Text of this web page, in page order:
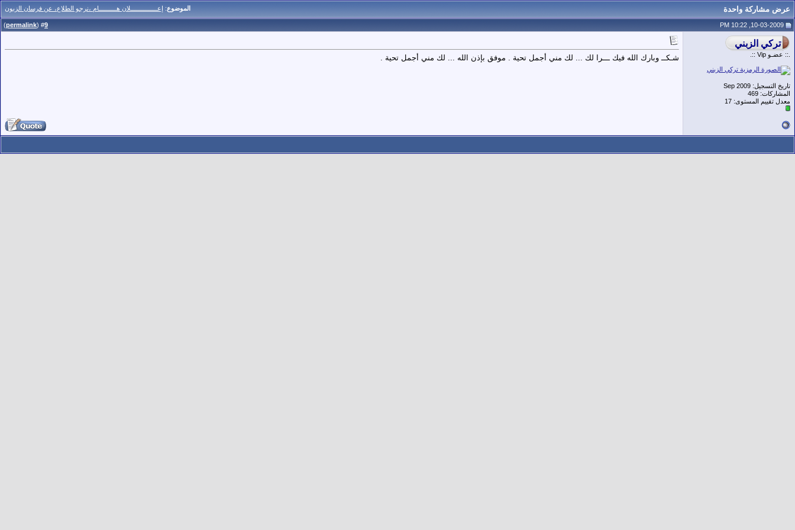
الموضوع: إعـــــــــــــــلان هــــــــــام ،نرجو الطلاع، عن فرسان الزبون عرض مشاركة واحدة
9
(
permalink
)
.:: عضـو Vip ::.
تاريخ التسجيل: Sep 2009
المشاركات: 469
معدل تقييم المستوى: 17
شـكــ وبارك الله فيك ـــرا لك ... لك مني أجمل تحية . موفق بإذن الله ... لك مني أجمل تحية .